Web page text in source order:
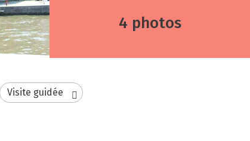
4 photos
Visite guidée